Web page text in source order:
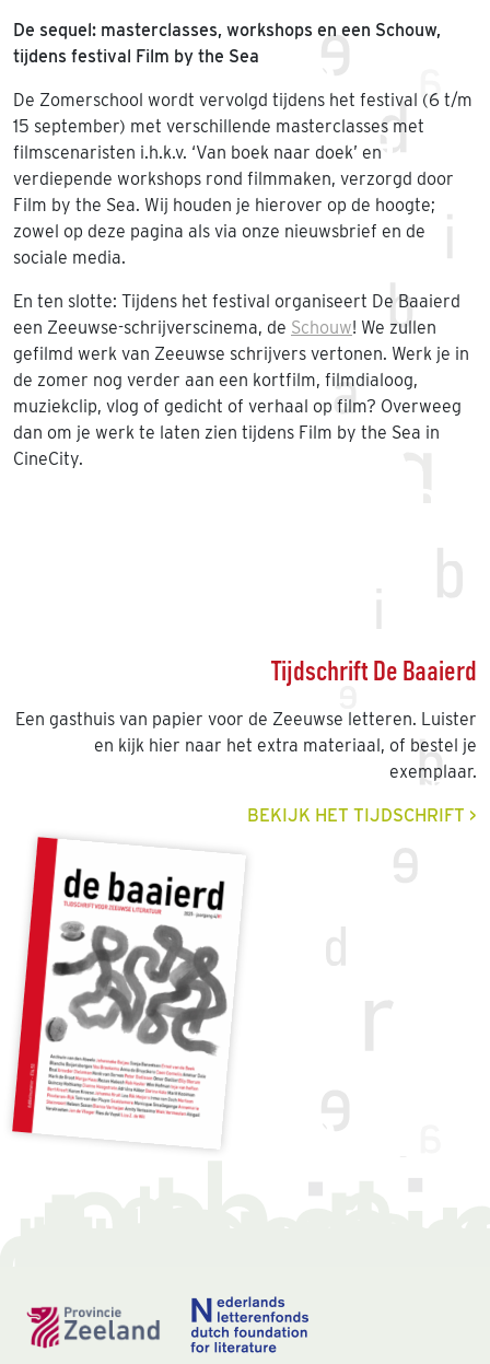
De sequel: masterclasses, workshops en een Schouw,
tijdens festival Film by the Sea
De Zomerschool wordt vervolgd tijdens het festival (6 t/m
15 september) met verschillende masterclasses met
filmscenaristen i.h.k.v. ‘Van boek naar doek’ en
verdiepende workshops rond filmmaken, verzorgd door
Film by the Sea. Wij houden je hierover op de hoogte;
zowel op deze pagina als via onze nieuwsbrief en de
sociale media.
En ten slotte: Tijdens het festival organiseert De Baaierd
een Zeeuwse-schrijverscinema, de Schouw! We zullen
gefilmd werk van Zeeuwse schrijvers vertonen. Werk je in
de zomer nog verder aan een kortfilm, filmdialoog,
muziekclip, vlog of gedicht of verhaal op film? Overweeg
dan om je werk te laten zien tijdens Film by the Sea in
CineCity.
Tijdschrift De Baaierd
Een gasthuis van papier voor de Zeeuwse letteren. Luister
en kijk hier naar het extra materiaal, of bestel je
exemplaar.
BEKIJK HET TIJDSCHRIFT >